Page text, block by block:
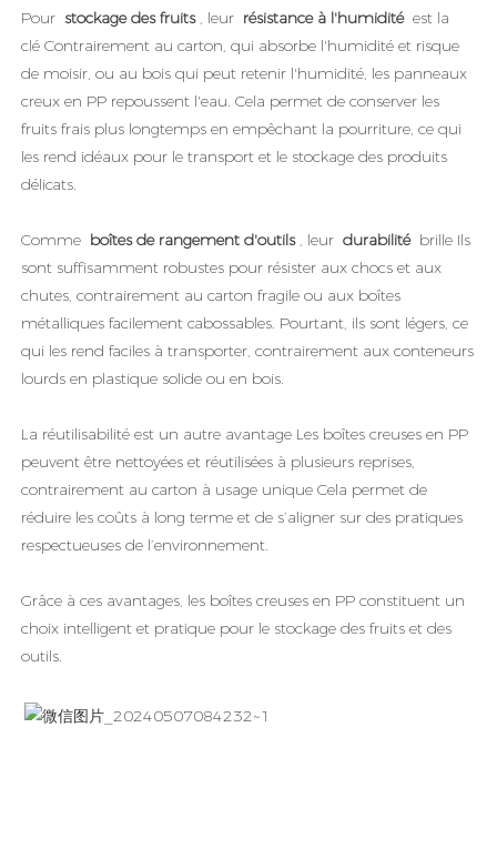
Pour stockage des fruits , leur résistance à l'humidité est la
clé Contrairement au carton, qui absorbe l'humidité et risque
de moisir, ou au bois qui peut retenir l'humidité, les panneaux
creux en PP repoussent l'eau. Cela permet de conserver les
fruits frais plus longtemps en empêchant la pourriture, ce qui
les rend idéaux pour le transport et le stockage des produits
délicats.
Comme boîtes de rangement d'outils , leur durabilité brille Ils
sont suffisamment robustes pour résister aux chocs et aux
chutes, contrairement au carton fragile ou aux boîtes
métalliques facilement cabossables. Pourtant, ils sont légers, ce
qui les rend faciles à transporter, contrairement aux conteneurs
lourds en plastique solide ou en bois.
La réutilisabilité est un autre avantage Les boîtes creuses en PP
peuvent être nettoyées et réutilisées à plusieurs reprises,
contrairement au carton à usage unique Cela permet de
réduire les coûts à long terme et de s’aligner sur des pratiques
respectueuses de l’environnement.
Grâce à ces avantages, les boîtes creuses en PP constituent un
choix intelligent et pratique pour le stockage des fruits et des
outils.